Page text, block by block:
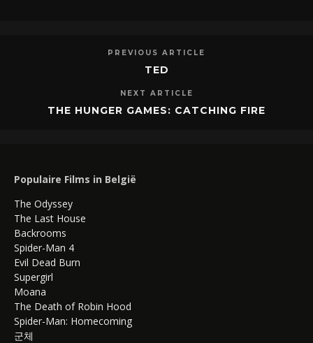
PREVIOUS ARTICLE
TED
NEXT ARTICLE
THE HUNGER GAMES: CATCHING FIRE
Populaire Films in België
The Odyssey
The Last House
Backrooms
Spider-Man 4
Evil Dead Burn
Supergirl
Moana
The Death of Robin Hood
Spider-Man: Homecoming
군체